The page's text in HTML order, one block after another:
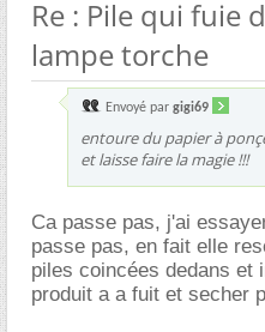
Re : Pile qui fuie
lampe torche
Envoyé par gigi69
entoure du papier à
et laisse faire la magie !!!
Ca passe pas, j'ai
passe pas, en fait elle
piles coincées dedans et
produit a a fuit et secher